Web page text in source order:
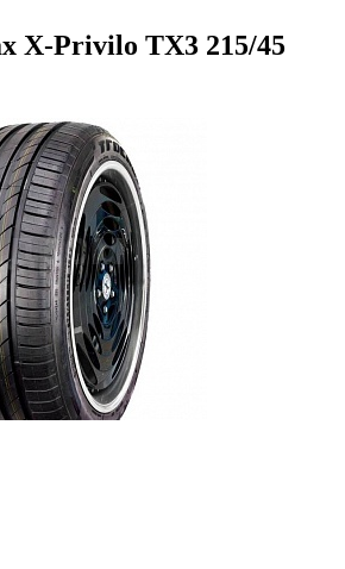
X-Privilo TX3 215/45